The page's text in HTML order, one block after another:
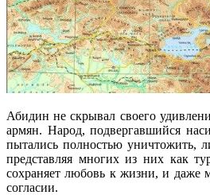
Абидин не скрывал своего
армян. Народ, подвергавшийся
пытались полностью уничтожить,
представляя многих из них как
сохраняет любовь к жизни, и даже
согласии.